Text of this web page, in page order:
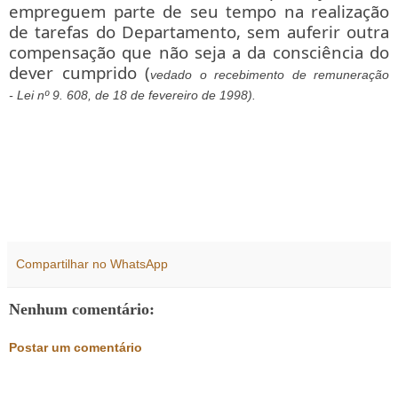
empreguem parte de seu tempo na realização
de tarefas do Departamento, sem auferir outra
compensação que não seja a da consciência do
dever cumprido (vedado o recebimento de remuneração
- Lei nº 9. 608, de 18 de fevereiro de 1998).
Compartilhar no WhatsApp
Nenhum comentário:
Postar um comentário